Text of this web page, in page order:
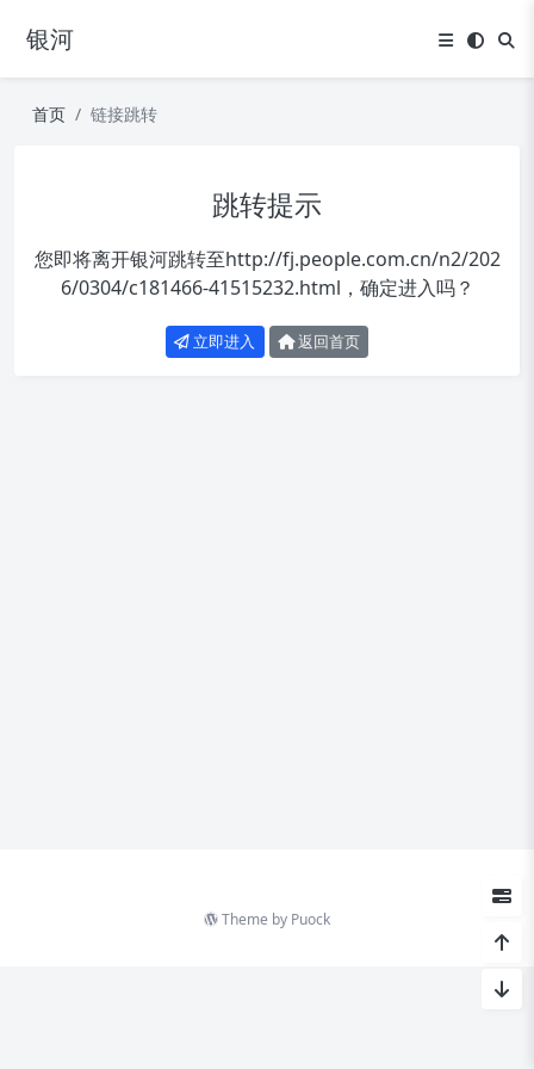
银河
首页 链接跳转
跳转提示
您即将离开银河跳转至http://fj.people.com.cn/n2/202
6/0304/c181466-41515232.html ，确定进入吗？
立即进入 返回首页
Theme by Puock